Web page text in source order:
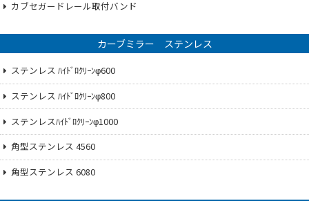
カブセガードレール取付バンド
カーブミラー ステンレス
ステンレス ﾊｲﾄﾞﾛｸﾘｰﾝφ600
ステンレス ﾊｲﾄﾞﾛｸﾘｰﾝφ800
ステンレスﾊｲﾄﾞﾛｸﾘｰﾝφ1000
角型ステンレス 4560
角型ステンレス 6080